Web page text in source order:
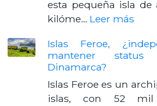
esta pequeña isla de
kilóme… Leer más
Islas Feroe,
mantener
Dinamarca?
Islas Feroe es un
islas, con 52 mil